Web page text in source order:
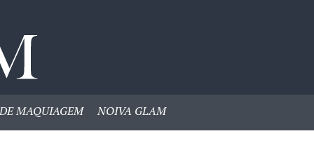
MAQUIAGEM NOIVA GLAM